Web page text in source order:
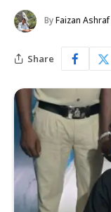
ByFaizan Ashraf
Share